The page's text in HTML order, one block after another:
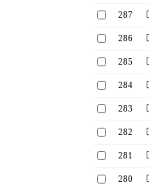
287
286
285
284
283
282
281
280